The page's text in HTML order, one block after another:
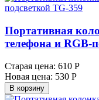
Портативная
телефона и RGB-
Старая цена: 610 Р
Новая цена: 530 Р
В корзину